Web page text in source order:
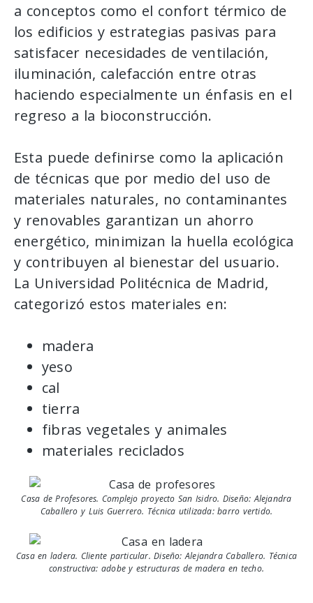
a conceptos como el confort térmico de
los edificios y estrategias pasivas para
satisfacer necesidades de ventilación,
iluminación, calefacción entre otras
haciendo especialmente un énfasis en el
regreso a la bioconstrucción.
Esta puede definirse como la aplicación
de técnicas que por medio del uso de
materiales naturales, no contaminantes
y renovables garantizan un ahorro
energético, minimizan la huella ecológica
y contribuyen al bienestar del usuario.
La Universidad Politécnica de Madrid,
categorizó estos materiales en:
madera
yeso
cal
tierra
fibras vegetales y animales
materiales reciclados
Casa de Profesores. Complejo proyecto San Isidro. Diseño: Alejandra
Caballero y Luis Guerrero. Técnica utilizada: barro vertido.
Casa en ladera. Cliente particular. Diseño: Alejandra Caballero. Técnica
constructiva: adobe y estructuras de madera en techo.